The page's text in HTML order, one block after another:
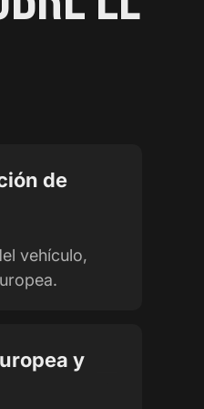
de
vehículo,
y